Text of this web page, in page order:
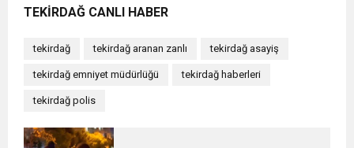
TEKİRDAĞ CANLI HABER
tekirdağ tekirdağ aranan zanlı tekirdağ asayiş
tekirdağ emniyet müdürlüğü tekirdağ haberleri
tekirdağ polis